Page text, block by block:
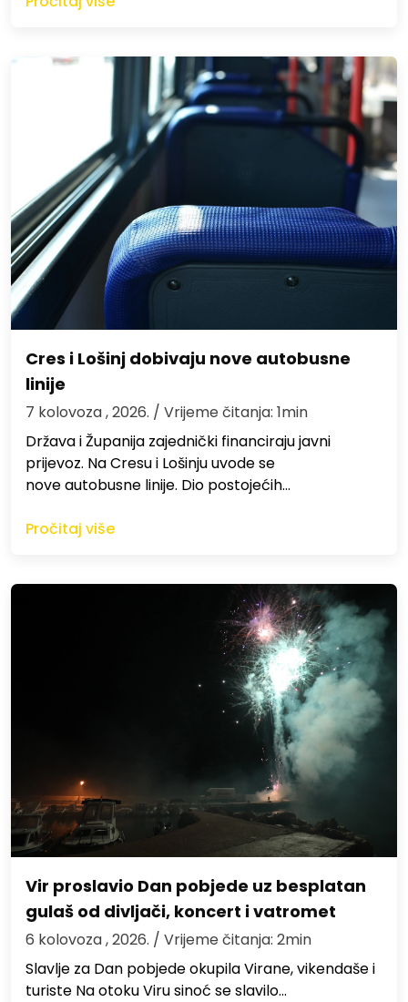
Cres i Lošinj dobivaju nove autobusne
linije
7 kolovoza , 2026. / Vrijeme čitanja: 1min
Država i Županija zajednički financiraju javni
prijevoz. Na Cresu i Lošinju uvode se
nove autobusne linije. Dio postojećih…
Pročitaj više
Vir proslavio Dan pobjede uz besplatan
gulaš od divljači, koncert i vatromet
6 kolovoza , 2026. / Vrijeme čitanja: 2min
Slavlje za Dan pobjede okupila Virane, vikendaše i
turiste Na otoku Viru sinoć se slavilo…